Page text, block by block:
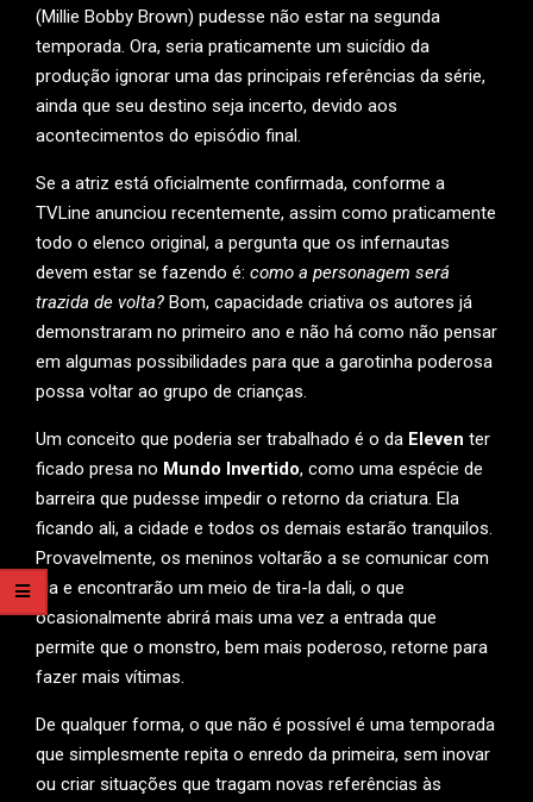
(Millie Bobby Brown) pudesse não estar na segunda
temporada. Ora, seria praticamente um suicídio da
produção ignorar uma das principais referências da série,
ainda que seu destino seja incerto, devido aos
acontecimentos do episódio final.
Se a atriz está oficialmente confirmada, conforme a
TVLine anunciou recentemente, assim como praticamente
todo o elenco original, a pergunta que os infernautas
devem estar se fazendo é: como a personagem será
trazida de volta? Bom, capacidade criativa os autores já
demonstraram no primeiro ano e não há como não pensar
em algumas possibilidades para que a garotinha poderosa
possa voltar ao grupo de crianças.
Um conceito que poderia ser trabalhado é o da Eleven ter
ficado presa no Mundo Invertido, como uma espécie de
barreira que pudesse impedir o retorno da criatura. Ela
ficando ali, a cidade e todos os demais estarão tranquilos.
Provavelmente, os meninos voltarão a se comunicar com
ela e encontrarão um meio de tira-la dali, o que
ocasionalmente abrirá mais uma vez a entrada que
permite que o monstro, bem mais poderoso, retorne para
fazer mais vítimas.
De qualquer forma, o que não é possível é uma temporada
que simplesmente repita o enredo da primeira, sem inovar
ou criar situações que tragam novas referências às